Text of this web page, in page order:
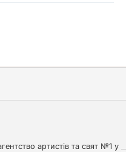
артистів та свят №1 у